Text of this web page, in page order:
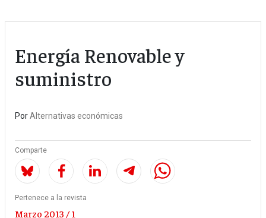
Energía Renovable y
suministro
PorAlternativas económicas
Comparte
Pertenece a la revista
Marzo 2013 / 1